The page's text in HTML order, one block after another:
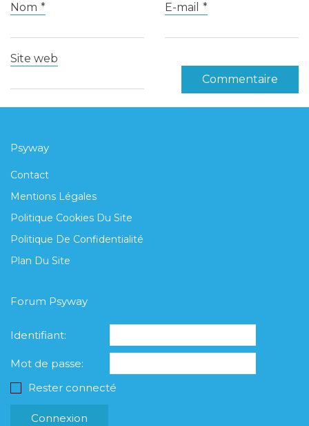
Nom * E-mail *
Site web
Psyway
Contact
Mentions Légales
Politique Cookies Du Site
Politique De Confidentialité
Plan Du Site
Forum Psyway
Identifiant:
Mot de passe:
Rester connecté
Connexion